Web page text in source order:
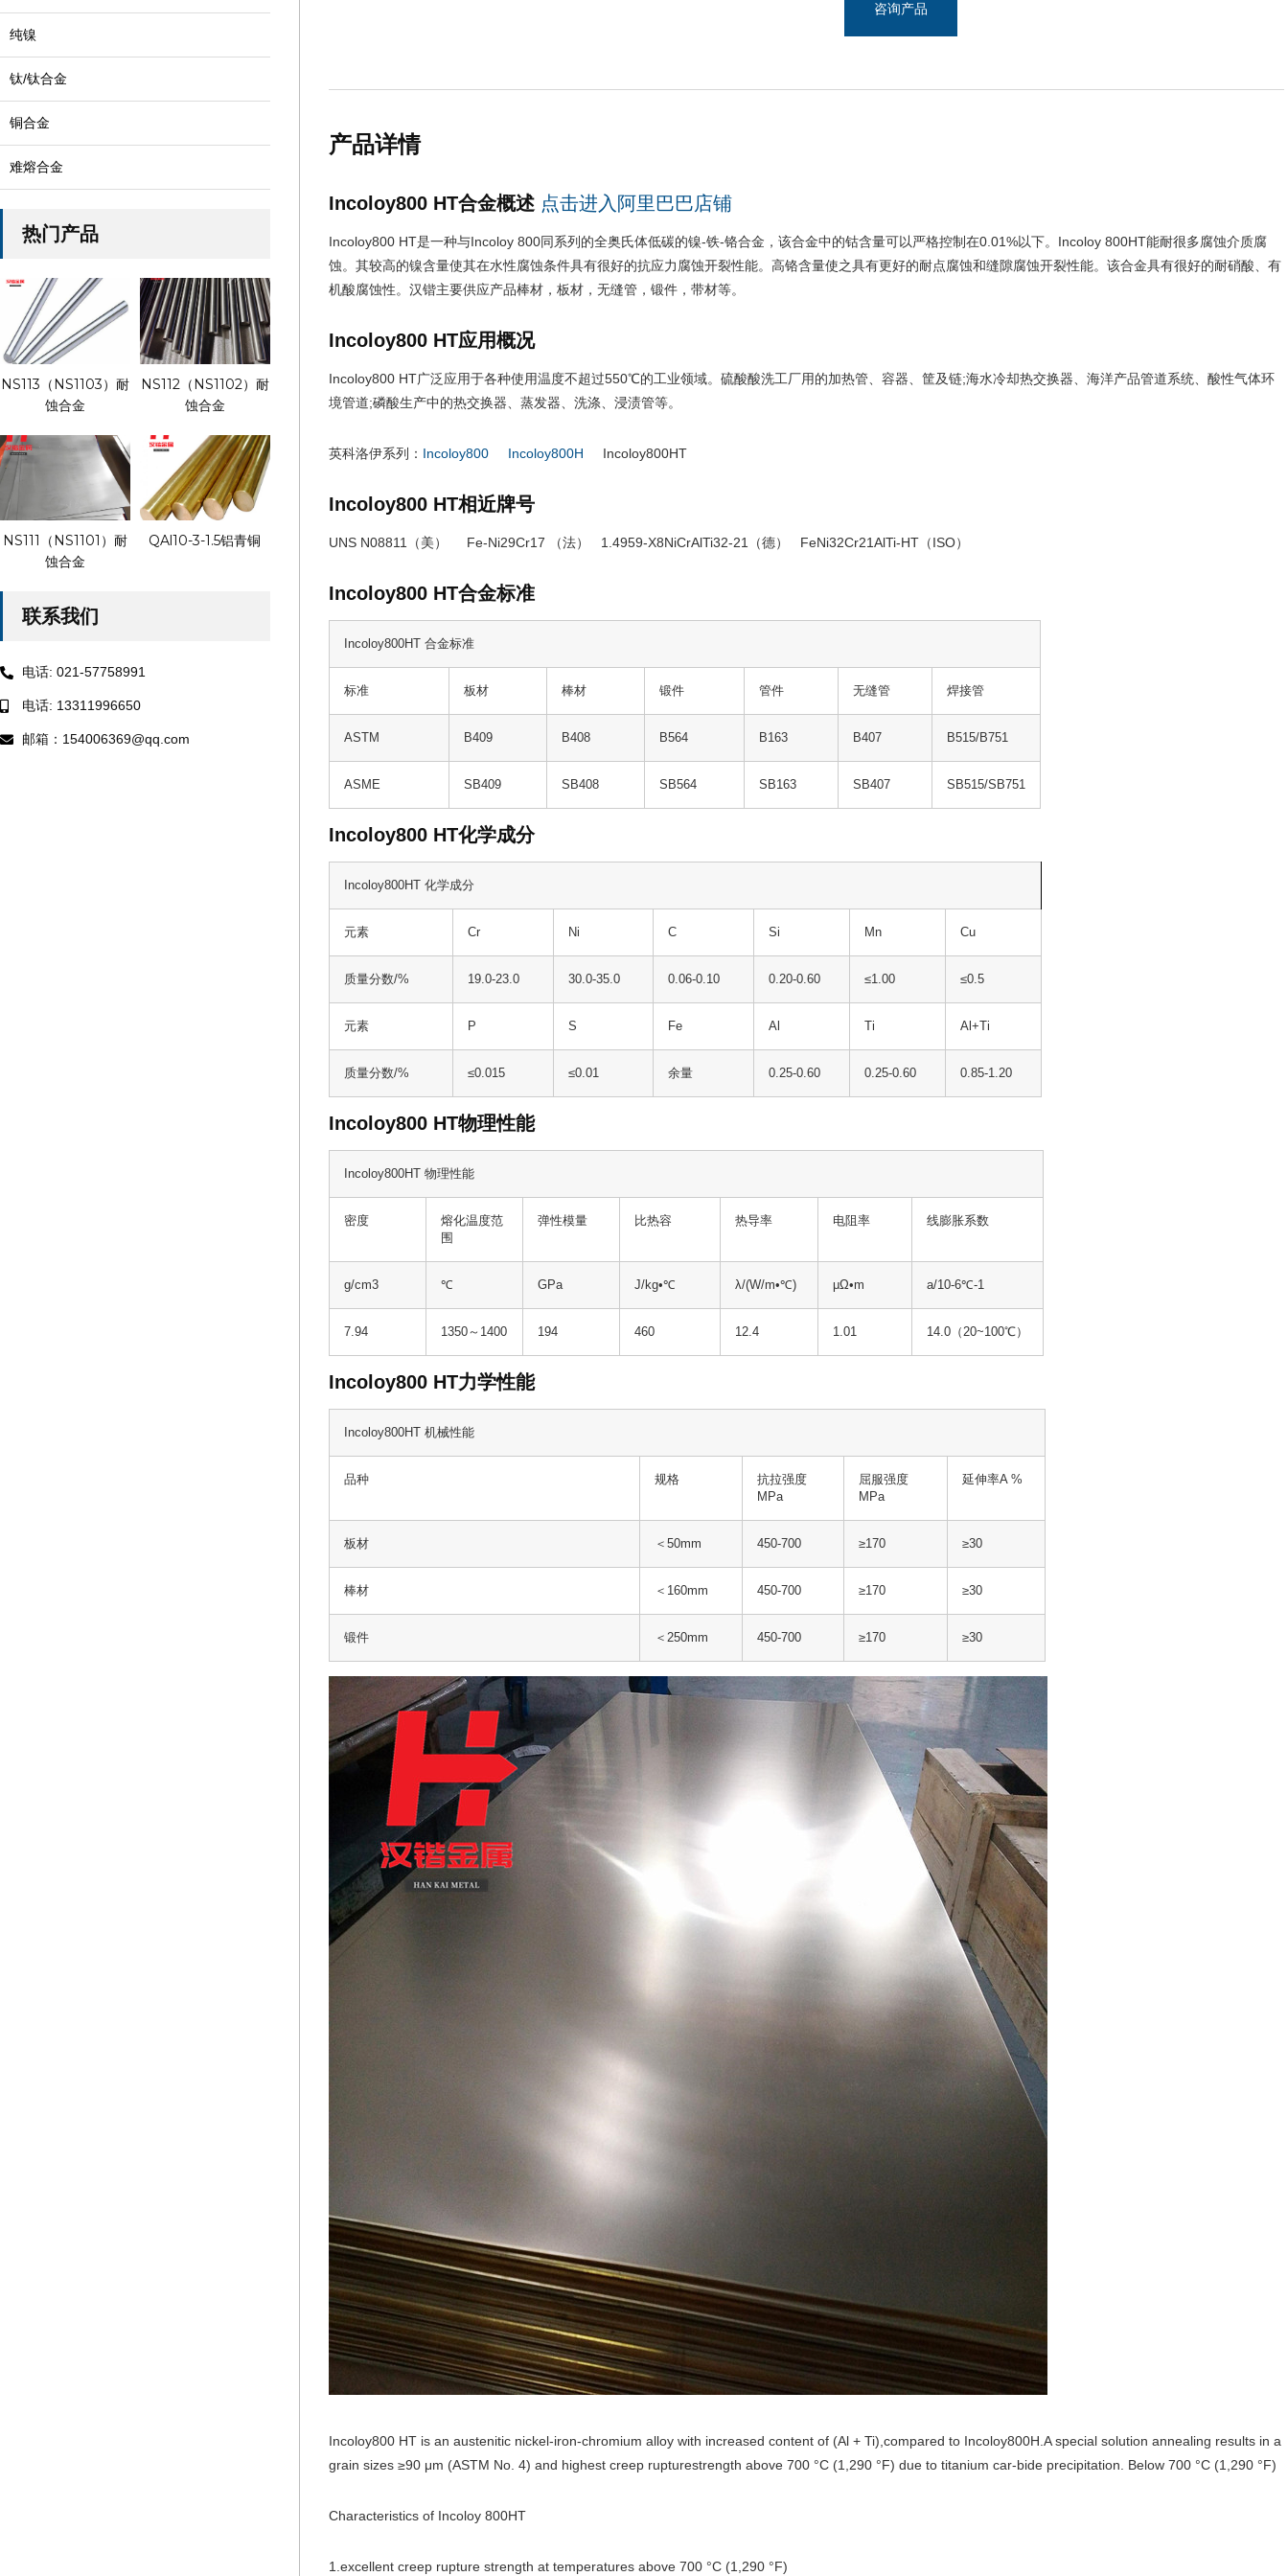
纯镍
钛/钛合金
铜合金
难熔合金
热门产品
NS113（NS1103）耐
蚀合金
NS112（NS1102）耐
蚀合金
NS111（NS1101）耐
蚀合金
QAl10-3-1.5铝青铜
联系我们
电话: 021-57758991
电话: 13311996650
邮箱：154006369@qq.com
咨询产品
产品详情
Incoloy800 HT合金概述 点击进入阿里巴巴店铺
Incoloy800 HT是一种与Incoloy 800同系列的全奥氏体低碳的镍-铁-铬合金，该合金中的钴含量可以严格控制在0.01%以下。Incoloy 800HT能耐很多腐蚀介质腐
蚀。其较高的镍含量使其在水性腐蚀条件具有很好的抗应力腐蚀开裂性能。高铬含量使之具有更好的耐点腐蚀和缝隙腐蚀开裂性能。该合金具有很好的耐硝酸、有
机酸腐蚀性。汉锴主要供应产品棒材，板材，无缝管，锻件，带材等。
Incoloy800 HT应用概况
Incoloy800 HT广泛应用于各种使用温度不超过550℃的工业领域。硫酸酸洗工厂用的加热管、容器、筐及链;海水冷却热交换器、海洋产品管道系统、酸性气体环
境管道;磷酸生产中的热交换器、蒸发器、洗涤、浸渍管等。
英科洛伊系列： Incoloy800 Incoloy800H Incoloy800HT
Incoloy800 HT相近牌号
UNS N08811（美） Fe-Ni29Cr17 （法） 1.4959-X8NiCrAlTi32-21（德） FeNi32Cr21AlTi-HT（ISO）
Incoloy800 HT合金标准
Incoloy800HT 合金标准
标准 板材 棒材 锻件 管件 无缝管 焊接管
ASTM B409 B408 B564 B163 B407 B515/B751
ASME SB409 SB408 SB564 SB163 SB407 SB515/SB751
Incoloy800 HT化学成分
Incoloy800HT 化学成分
元素 Cr Ni C Si Mn Cu
质量分数/% 19.0-23.0 30.0-35.0 0.06-0.10 0.20-0.60 ≤1.00 ≤0.5
元素 P S Fe Al Ti Al+Ti
质量分数/% ≤0.015 ≤0.01 余量 0.25-0.60 0.25-0.60 0.85-1.20
Incoloy800 HT物理性能
Incoloy800HT 物理性能
密度
熔化温度范
围
弹性模量 比热容 热导率 电阻率 线膨胀系数
g/cm3 ℃ GPa J/kg•℃ λ/(W/m•℃) μΩ•m a/10-6℃-1
7.94 1350～1400 194 460 12.4 1.01 14.0（20~100℃）
Incoloy800 HT力学性能
Incoloy800HT 机械性能
品种 规格
抗拉强度
MPa
屈服强度
MPa
延伸率A %
板材 ＜50mm 450-700 ≥170 ≥30
棒材 ＜160mm 450-700 ≥170 ≥30
锻件 ＜250mm 450-700 ≥170 ≥30
Incoloy800 HT is an austenitic nickel-iron-chromium alloy with increased content of (Al + Ti),compared to Incoloy800H.A special solution annealing results in a
grain sizes ≥90 μm (ASTM No. 4) and highest creep rupturestrength above 700 °C (1,290 °F) due to titanium car-bide precipitation. Below 700 °C (1,290 °F)
Characteristics of Incoloy 800HT
1.excellent creep rupture strength at temperatures above 700 °C (1,290 °F)